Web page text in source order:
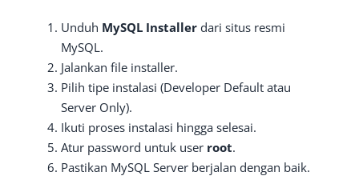
Unduh MySQL Installer dari situs resmi
MySQL.
Jalankan file installer.
Pilih tipe instalasi (Developer Default atau
Server Only).
Ikuti proses instalasi hingga selesai.
Atur password untuk user root.
Pastikan MySQL Server berjalan dengan baik.